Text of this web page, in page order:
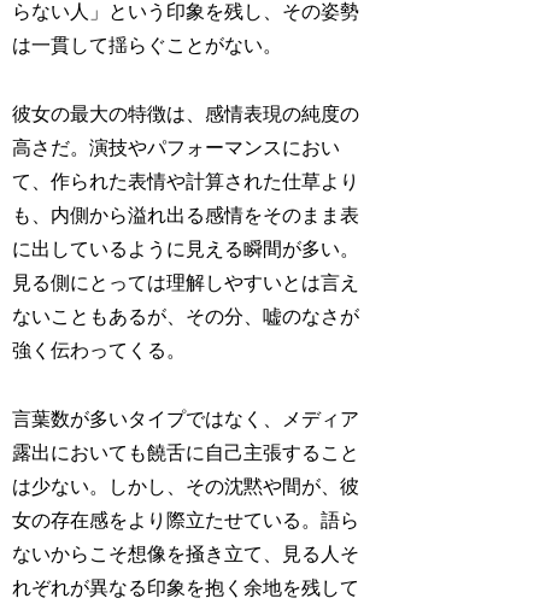
らない人」という印象を残し、その姿勢
は一貫して揺らぐことがない。
彼女の最大の特徴は、感情表現の純度の
高さだ。演技やパフォーマンスにおい
て、作られた表情や計算された仕草より
も、内側から溢れ出る感情をそのまま表
に出しているように見える瞬間が多い。
見る側にとっては理解しやすいとは言え
ないこともあるが、その分、嘘のなさが
強く伝わってくる。
言葉数が多いタイプではなく、メディア
露出においても饒舌に自己主張すること
は少ない。しかし、その沈黙や間が、彼
女の存在感をより際立たせている。語ら
ないからこそ想像を掻き立て、見る人そ
れぞれが異なる印象を抱く余地を残して